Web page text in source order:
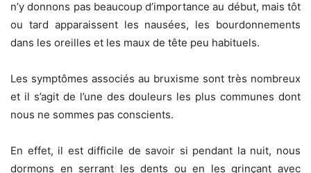
n’y donnons pas beaucoup d’importance au début, mais tôt
ou tard apparaissent les nausées, les bourdonnements
dans les oreilles et les maux de tête peu habituels.
Les symptômes associés au bruxisme sont très nombreux
et il s’agit de l’une des douleurs les plus communes dont
nous ne sommes pas conscients.
En effet, il est difficile de savoir si pendant la nuit, nous
dormons en serrant les dents ou en les grinçant avec